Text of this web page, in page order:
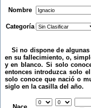
Nombre
Categoría
Si no dispone de algunas
en su fallecimiento, o,
y en blanco. Si solo
entonces introduzca solo
solo conoce que nació o
siglo en la casilla del año.